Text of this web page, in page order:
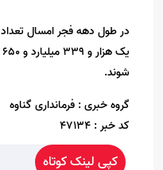
شوند.
گروه خبری : فرمانداری گناوه
کد خبر : 47134
کپی لینک کوتاه